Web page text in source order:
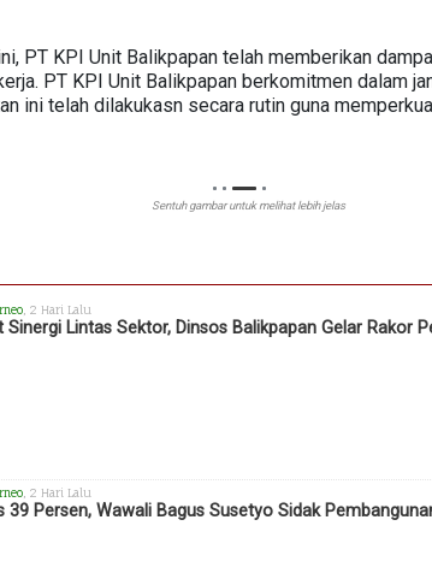
PT KPI Unit Balikpapan telah memberikan
PT KPI Unit Balikpapan berkomitmen dalam
ini telah dilakukasn secara rutin guna
Sentuh gambar untuk melihat lebih jelas
, 2 Hari Lalu
Sinergi Lintas Sektor, Dinsos Balikpapan Gelar Rakor
, 2 Hari Lalu
39 Persen, Wawali Bagus Susetyo Sidak